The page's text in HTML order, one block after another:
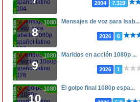
2004 7.319
8
1080p Mensajes de voz para Isab...
2026 6
9
1080p Maridos en acción 1080p ...
2026 1
10
1080p El golpe final 1080p espa...